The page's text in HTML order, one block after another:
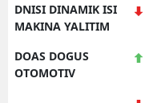
DNISI DINAMIK ISI
MAKINA YALITIM
DOAS DOGUS
OTOMOTIV